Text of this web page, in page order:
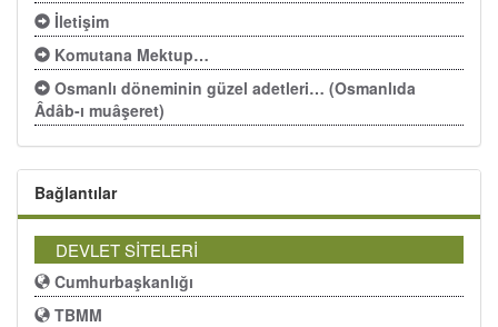
İletişim
Komutana Mektup…
Osmanlı döneminin güzel adetleri… (Osmanlıda
Âdâb-ı muâşeret)
Bağlantılar
DEVLET SİTELERİ
Cumhurbaşkanlığı
TBMM